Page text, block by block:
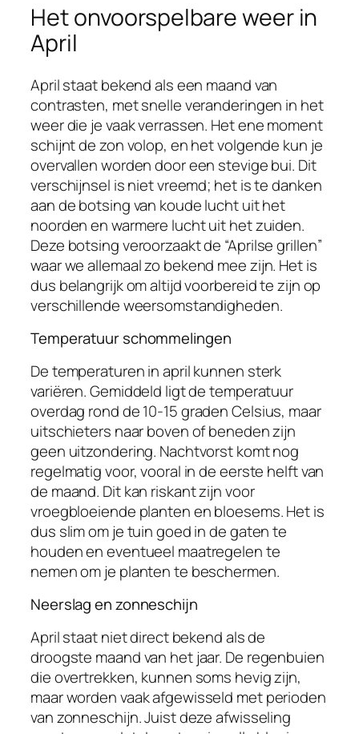
Het onvoorspelbare weer in
April
April staat bekend als een maand van
contrasten, met snelle veranderingen in het
weer die je vaak verrassen. Het ene moment
schijnt de zon volop, en het volgende kun je
overvallen worden door een stevige bui. Dit
verschijnsel is niet vreemd; het is te danken
aan de botsing van koude lucht uit het
noorden en warmere lucht uit het zuiden.
Deze botsing veroorzaakt de “Aprilse grillen”
waar we allemaal zo bekend mee zijn. Het is
dus belangrijk om altijd voorbereid te zijn op
verschillende weersomstandigheden.
Temperatuur schommelingen
De temperaturen in april kunnen sterk
variëren. Gemiddeld ligt de temperatuur
overdag rond de 10-15 graden Celsius, maar
uitschieters naar boven of beneden zijn
geen uitzondering. Nachtvorst komt nog
regelmatig voor, vooral in de eerste helft van
de maand. Dit kan riskant zijn voor
vroegbloeiende planten en bloesems. Het is
dus slim om je tuin goed in de gaten te
houden en eventueel maatregelen te
nemen om je planten te beschermen.
Neerslag en zonneschijn
April staat niet direct bekend als de
droogste maand van het jaar. De regenbuien
die overtrekken, kunnen soms hevig zijn,
maar worden vaak afgewisseld met perioden
van zonneschijn. Juist deze afwisseling